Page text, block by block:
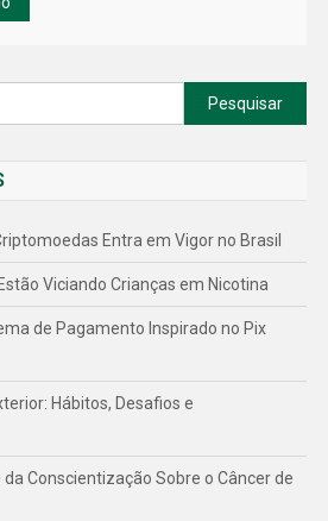
Pesquisar
por:
Entra em Vigor no Brasil
Viciando Crianças em Nicotina
de Pagamento Inspirado no Pix
Hábitos, Desafios e
da Conscientização Sobre o Câncer de